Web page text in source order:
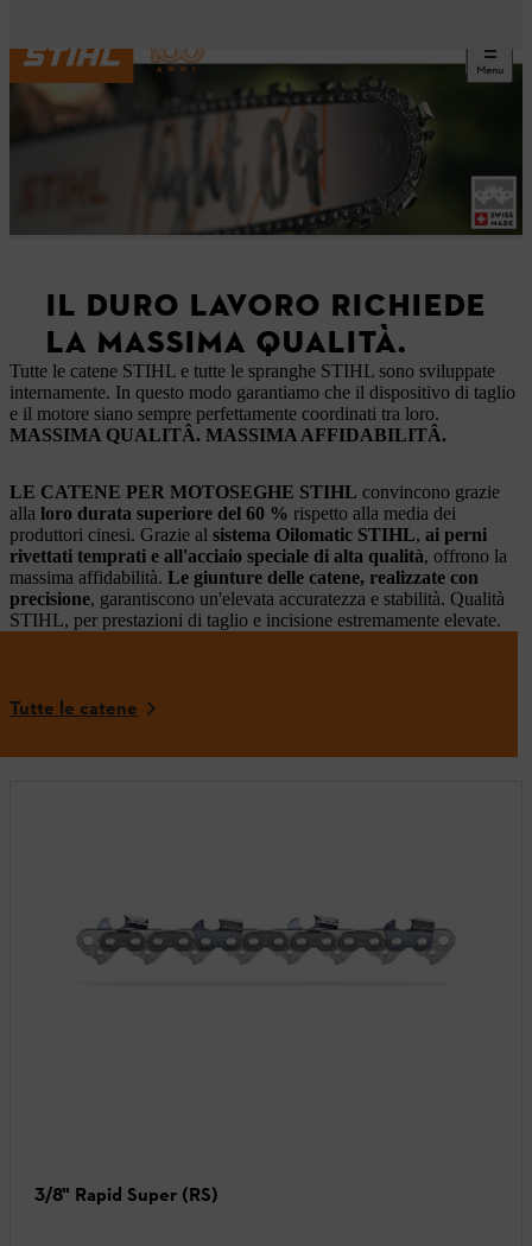
Menu
IL DURO LAVORO RICHIEDE
LA MASSIMA QUALITÀ.
Tutte le catene STIHL e tutte le spranghe STIHL sono sviluppate
internamente. In questo modo garantiamo che il dispositivo di taglio
e il motore siano sempre perfettamente coordinati tra loro.
MASSIMA QUALITÂ. MASSIMA AFFIDABILITÂ.
LE CATENE PER MOTOSEGHE STIHL convincono grazie
alla loro durata superiore del 60 % rispetto alla media dei
produttori cinesi. Grazie al sistema Oilomatic STIHL, ai perni
rivettati temprati e all'acciaio speciale di alta qualità, offrono la
massima affidabilità. Le giunture delle catene, realizzate con
precisione, garantiscono un'elevata accuratezza e stabilità. Qualità
STIHL, per prestazioni di taglio e incisione estremamente elevate.
Tutte le catene
3/8" Rapid Super (RS)